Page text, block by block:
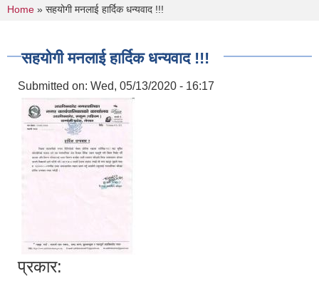
You are here
Home » सहयोगी मनलाई हार्दिक धन्यवाद !!!
सहयोगी मनलाई हार्दिक धन्यवाद !!!
Submitted on: Wed, 05/13/2020 - 16:17
प्रकार: